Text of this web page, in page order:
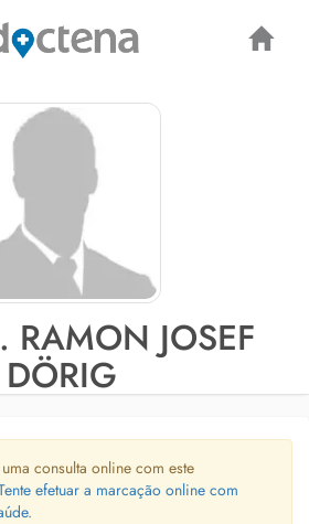
RAMON JOSEF
DÖRIG
consulta online com este
efetuar a marcação online com